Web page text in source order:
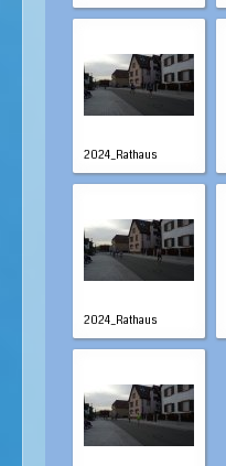
2024_Rathaus
2024_Rathaus